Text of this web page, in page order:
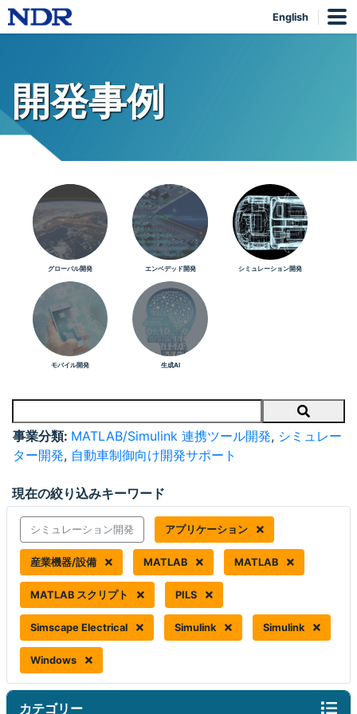
English
開発事例
グローバル開発 エンベデッド開発 シミュレーション開発
モバイル開発 生成AI
Search
事業分類: MATLAB/Simulink 連携ツール開発, シミュレー
ター開発, 自動車制御向け開発サポート
現在の絞り込みキーワード
シミュレーション開発 アプリケーション
産業機器/設備 MATLAB MATLAB
MATLAB スクリプト PILS
Simscape Electrical Simulink Simulink
Windows
カテゴリー